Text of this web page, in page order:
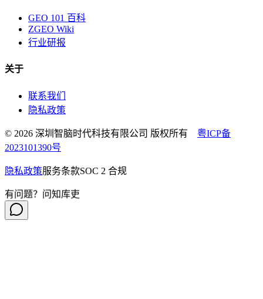
GEO 101 百科
ZGEO Wiki
行业研报
关于
联系我们
隐私政策
© 2026 深圳智脑时代科技有限公司 版权所有 粤ICP备
2023101390号
隐私政策服务条款SOC 2 合规
有问题？问知库吏